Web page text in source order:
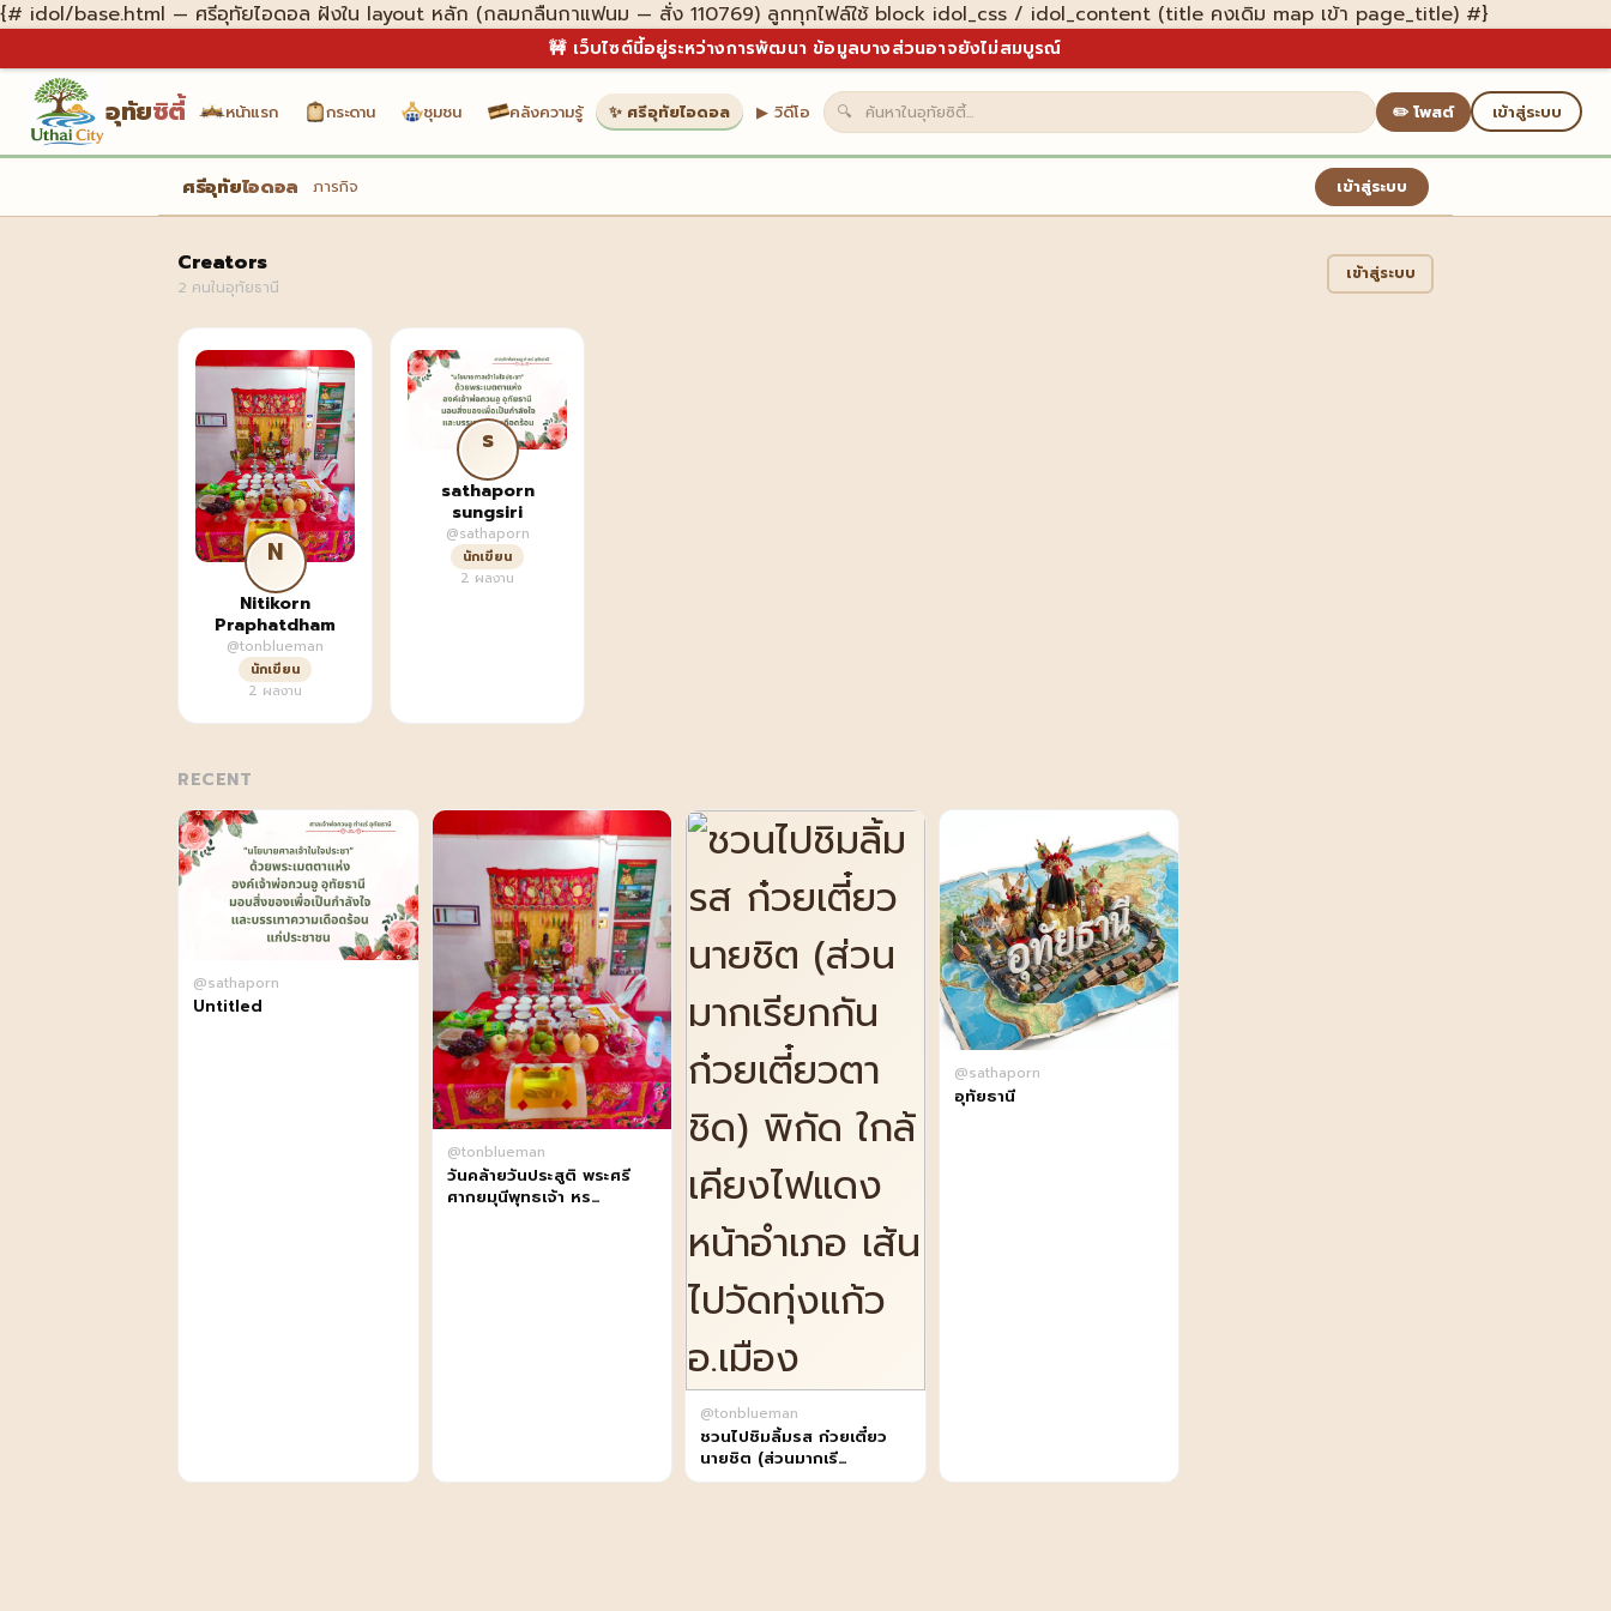
{# idol/base.html — ศรีอุทัยไอดอล ฝังใน layout หลัก (กลมกลืนกาแฟนม — สั่ง 110769) ลูกทุกไฟล์ใช้ block idol_css / idol_content (title คงเดิม map เข้า page_title) #}
🚧 เว็บไซต์นี้อยู่ระหว่างการพัฒนา ข้อมูลบางส่วนอาจยังไม่สมบูรณ์
อุทัยซิตี้ หน้าแรก กระดาน ชุมชน คลังความรู้ ✨ ศรีอุทัยไอดอล ▶ วิดีโอ 🔍 ✏️ โพสต์ เข้าสู่ระบบ
ศรีอุทัยไอดอล ภารกิจ เข้าสู่ระบบ
Creators
2 คนในอุทัยธานี
เข้าสู่ระบบ
N
Nitikorn
Praphatdham
@tonblueman
นักเขียน
2 ผลงาน
s
sathaporn
sungsiri
@sathaporn
นักเขียน
2 ผลงาน
RECENT
@sathaporn
Untitled
@tonblueman
วันคล้ายวันประสูติ พระศรี
ศากยมุนีพุทธเจ้า หร…
@tonblueman
ชวนไปชิมลิ้มรส ก๋วยเตี๋ยว
นายชิต (ส่วนมากเรี…
@sathaporn
อุทัยธานี